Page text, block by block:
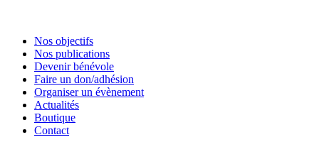
Nos objectifs
Nos publications
Devenir bénévole
Faire un don/adhésion
Organiser un évènement
Actualités
Boutique
Contact